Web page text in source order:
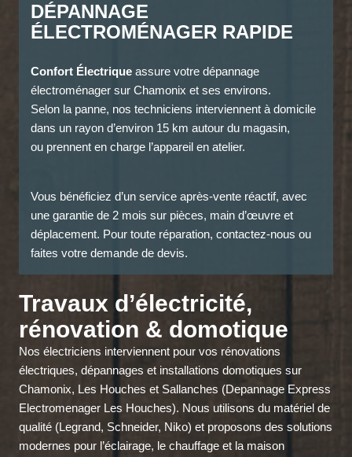
DÉPANNAGE
ÉLECTROMÉNAGER RAPIDE
Confort Électrique assure votre dépannage
électroménager sur Chamonix et ses environs.
Selon la panne, nos techniciens interviennent à domicile
dans un rayon d’environ 15 km autour du magasin,
ou prennent en charge l’appareil en atelier.
Vous bénéficiez d’un service après-vente réactif, avec
une garantie de 2 mois sur pièces, main d’œuvre et
déplacement. Pour toute réparation, contactez-nous ou
faites votre demande de devis.
Travaux d’électricité,
rénovation & domotique
Nos électriciens interviennent pour vos rénovations
électriques, dépannages et installations domotiques sur
Chamonix, Les Houches et Sallanches (Depannage Express
Electromenager Les Houches). Nous utilisons du matériel de
qualité (Legrand, Schneider, Niko) et proposons des solutions
modernes pour l’éclairage, le chauffage et la maison